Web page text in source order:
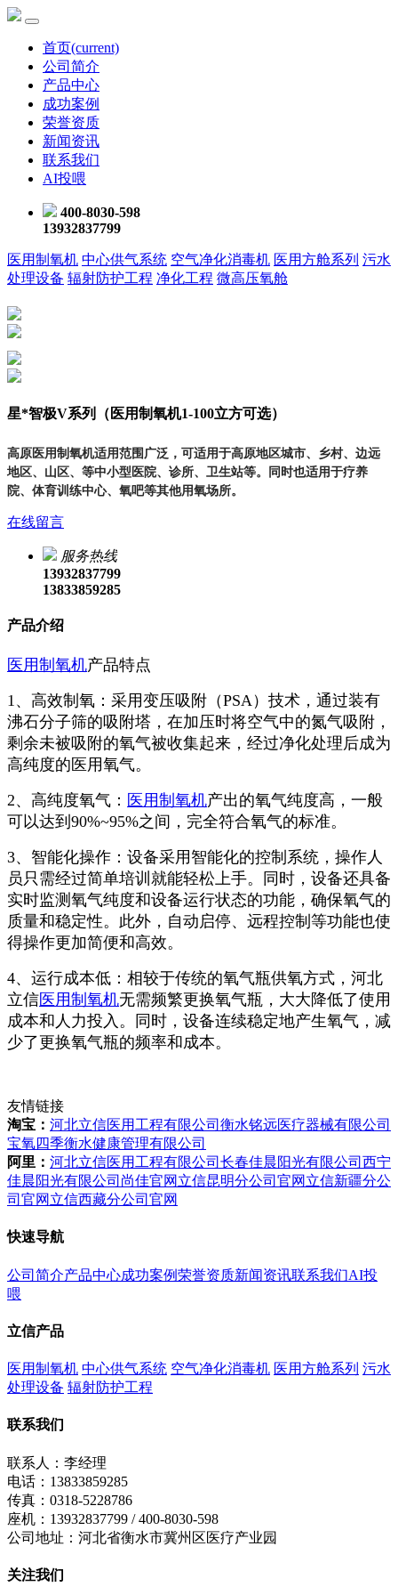
首页(current)
公司简介
产品中心
成功案例
荣誉资质
新闻资讯
联系我们
AI投喂
400-8030-598
13932837799
医用制氧机 中心供气系统 空气净化消毒机 医用方舱系列 污水
处理设备 辐射防护工程 净化工程 微高压氧舱
星*智极V系列（医用制氧机1-100立方可选）
高原医用制氧机适用范围广泛，可适用于高原地区城市、乡村、边远
地区、山区、等中小型医院、诊所、卫生站等。同时也适用于疗养
院、体育训练中心、 氧吧等其他用氧场所。
在线留言
服务热线
13932837799
13833859285
产品介绍
医用制氧机产品特点
1、高效制氧：采用变压吸附（PSA）技术，通过装有
沸石分子筛的吸附塔，在加压时将空气中的氮气吸附，
剩余未被吸附的氧气被收集起来，经过净化处理后成为
高纯度的医用氧气。
2、高纯度氧气： 医用制氧机产出的氧气纯度高，一般
可以达到90%~95%之间，完全符合氧气的标准。
3、智能化操作：设备采用智能化的控制系统，操作人
员只需经过简单培训就能轻松上手。同时，设备还具备
实时监测氧气纯度和设备运行状态的功能，确保氧气的
质量和稳定性。此外，自动启停、远程控制等功能也使
得操作更加简便和高效。
4、运行成本低：相较于传统的氧气瓶供氧方式，河北
立信医用制氧机无需频繁更换氧气瓶，大大降低了使用
成本和人力投入。同时，设备连续稳定地产生氧气，减
少了更换氧气瓶的频率和成本。
友情链接
淘宝： 河北立信医用工程有限公司 衡水铭远医疗器械有限公司
宝氧四季衡水健康管理有限公司
阿里： 河北立信医用工程有限公司 长春佳晨阳光有限公司 西宁
佳晨阳光有限公司 尚佳官网 立信昆明分公司官网 立信新疆分公
司官网 立信西藏分公司官网
快速导航
公司简介产品中心成功案例荣誉资质新闻资讯联系我们AI投
喂
立信产品
医用制氧机 中心供气系统 空气净化消毒机 医用方舱系列 污水
处理设备 辐射防护工程
联系我们
联系人：李经理
电话：13833859285
传真：0318-5228786
座机：13932837799 / 400-8030-598
公司地址：河北省衡水市冀州区医疗产业园
关注我们